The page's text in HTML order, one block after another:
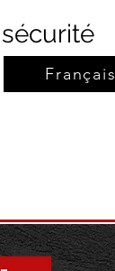
Français